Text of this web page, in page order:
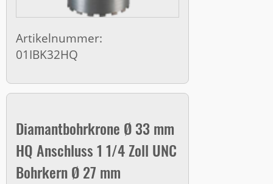
Artikelnummer:
01IBK32HQ
Diamantbohrkrone Ø 33 mm
HQ Anschluss 1 1/4 Zoll UNC
Bohrkern Ø 27 mm